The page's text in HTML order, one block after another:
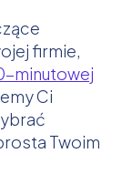
firmie,
minutowej
Ci
Twoim